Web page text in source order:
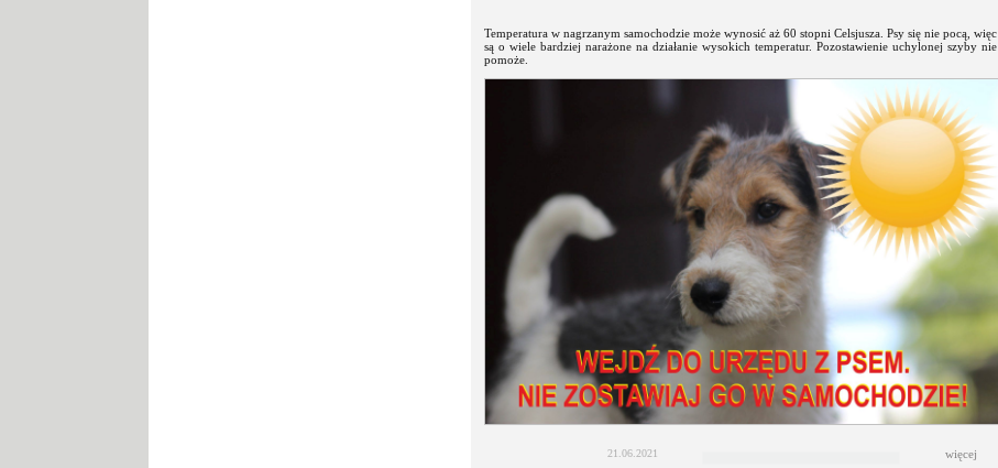
Temperatura w nagrzanym samochodzie może wynosić aż 60 stopni Celsjusza. Psy się nie pocą, więc
są o wiele bardziej narażone na działanie wysokich temperatur. Pozostawienie uchylonej szyby nie
pomoże.
21.06.2021 więcej